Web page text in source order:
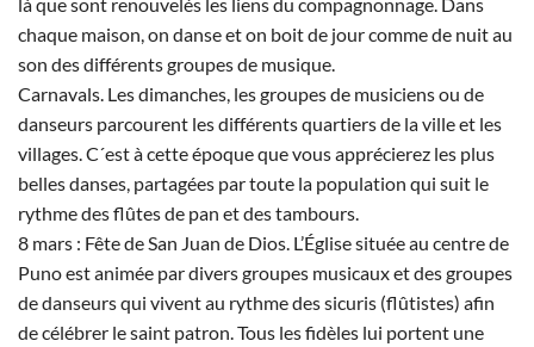
chaque maison, on danse et on boit de jour comme de nuit au
son des différents groupes de musique.
Carnavals. Les dimanches, les groupes de musiciens ou de
danseurs parcourent les différents quartiers de la ville et les
villages. C´est à cette époque que vous apprécierez les plus
belles danses, partagées par toute la population qui suit le
rythme des flûtes de pan et des tambours.
8 mars : Fête de San Juan de Dios. L’Église située au centre de
Puno est animée par divers groupes musicaux et des groupes
de danseurs qui vivent au rythme des sicuris (flûtistes) afin
de célébrer le saint patron. Tous les fidèles lui portent une